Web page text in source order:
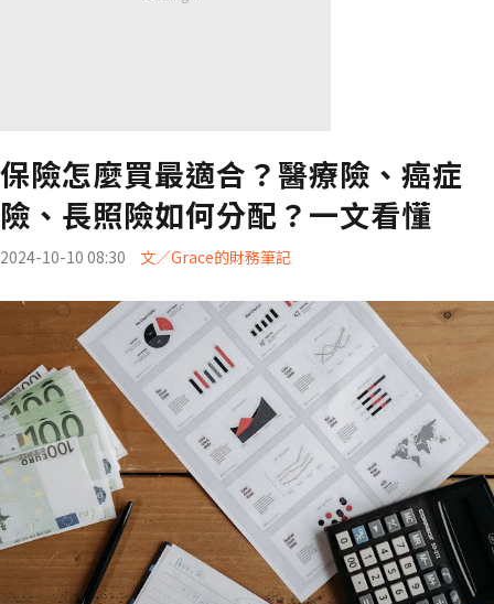
保險怎麼買最適合？醫療險、癌症
險、長照險如何分配？一文看懂
2024-10-10 08:30 文／Grace的財務筆記